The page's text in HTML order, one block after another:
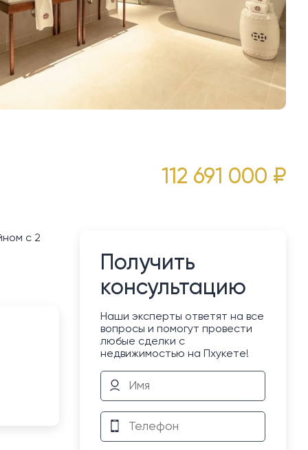
112 691 000 ₽
с 2
Получить
консультацию
Наши эксперты ответят на все
вопросы и помогут провести
любые сделки с
недвижимостью на Пхукете!